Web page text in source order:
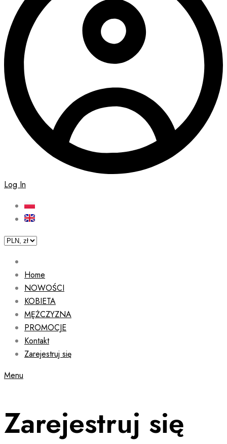
Log In
Home
NOWOŚCI
KOBIETA
MĘŻCZYZNA
PROMOCJE
Kontakt
Zarejestruj się
Menu
Zarejestruj się